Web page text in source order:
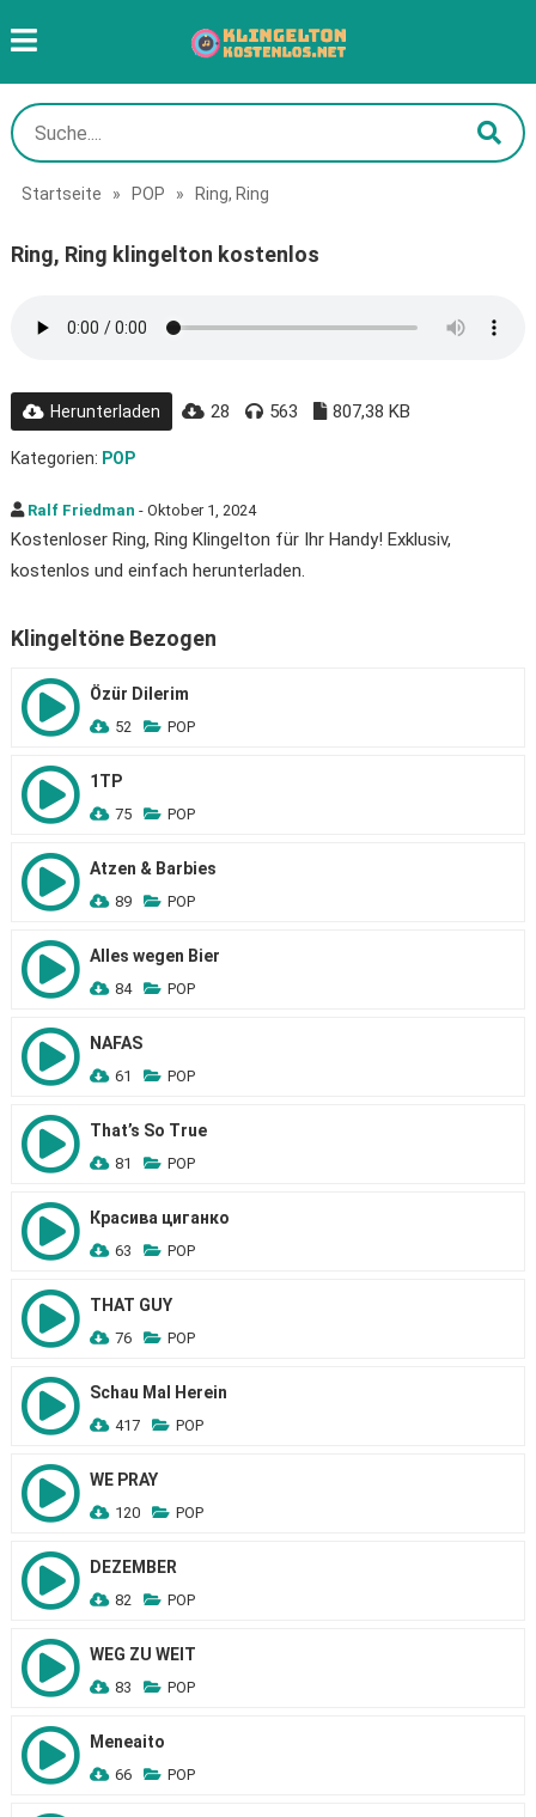
Startseite » POP » Ring, Ring
Ring, Ring klingelton kostenlos
Herunterladen 28 563 807,38 KB
Kategorien: POP
Ralf Friedman - Oktober 1, 2024
Kostenloser Ring, Ring Klingelton für Ihr Handy! Exklusiv,
kostenlos und einfach herunterladen.
Klingeltöne Bezogen
Özür Dilerim
52 POP
1TP
75 POP
Atzen & Barbies
89 POP
Alles wegen Bier
84 POP
NAFAS
61 POP
That’s So True
81 POP
Красива циганко
63 POP
THAT GUY
76 POP
Schau Mal Herein
417 POP
WE PRAY
120 POP
DEZEMBER
82 POP
WEG ZU WEIT
83 POP
Meneaito
66 POP